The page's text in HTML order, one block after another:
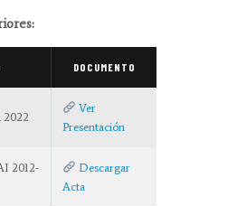
DOCUMENTO
2022
Ver
Presentación
2012-
Descargar
Acta